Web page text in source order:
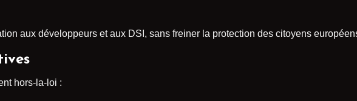
aux développeurs et aux DSI, sans freiner la protection des citoyens
hors-la-loi :